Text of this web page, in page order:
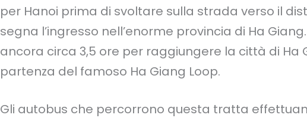
per Hanoi prima di svoltare sulla strada verso il
segna l’ingresso nell’enorme provincia di Ha
ancora circa 3,5 ore per raggiungere la città di Ha
partenza del famoso Ha Giang Loop.
Gli autobus che percorrono questa tratta